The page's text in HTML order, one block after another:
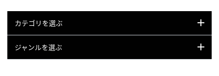
カテゴリを選ぶ
ジャンルを選ぶ